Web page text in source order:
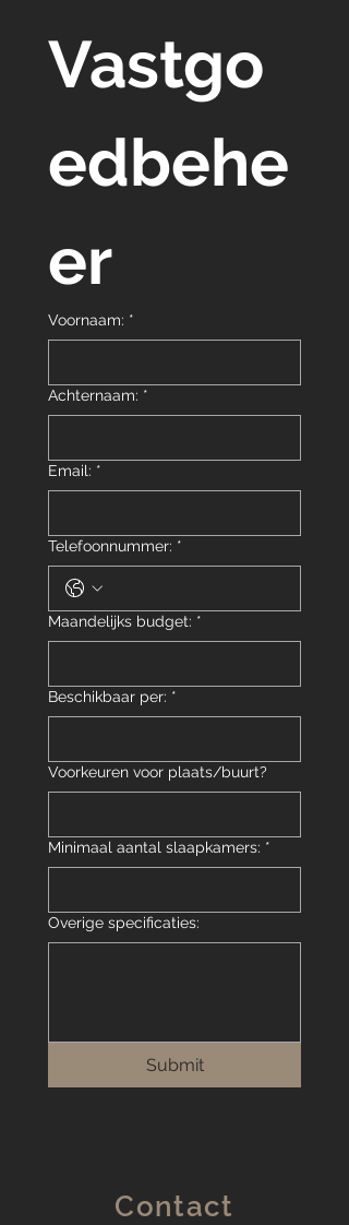
Vastgo
edbehe
er
Voornaam: *
Achternaam: *
Email: *
Telefoonnummer: *
Maandelijks budget: *
Beschikbaar per: *
Voorkeuren voor plaats/buurt?
Minimaal aantal slaapkamers: *
Overige specificaties:
Submit
Contact